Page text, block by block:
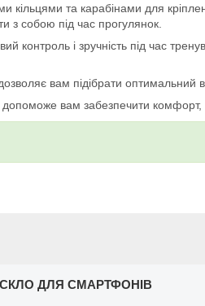
та карабінами для
з собою під час прогулянок.
і зручність під час
вам підібрати оптимальний
вам забезпечити комфорт,
СКЛО ДЛЯ СМАРТФОНІВ